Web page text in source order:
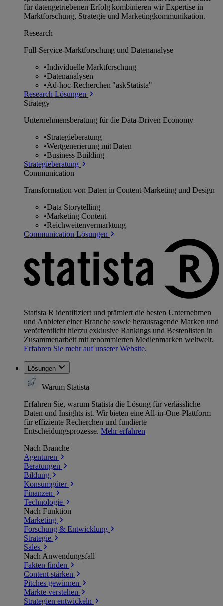
für datengetriebenen Erfolg kombinieren wir Expertise in
Marktforschung, Strategie und Marketingkommunikation.
Research
Full-Service-Marktforschung und Datenanalyse
•Individuelle Marktforschung
•Datenanalysen
•Ad-hoc-Recherchen "askStatista"
Research Lösungen
Strategy
Unternehmens­beratung für die Data-Driven Economy
•Strategieberatung
•Wertgenerierung mit Daten
•Business Building
Strategieberatung
Communication
Transformation von Daten in Content-Marketing und Design
•Data Storytelling
•Marketing Content
•Reichweitenvermarktung
Communication Lösungen
Statista R identifiziert und prämiert die besten Unternehmen
und Anbieter einer Branche sowie herausragende Marken und
veröffentlicht hierzu exklusive Rankings und Bestenlisten in
Zusammenarbeit mit renommierten Medienmarken weltweit.
Erfahren Sie mehr auf unserer Website.
Lösungen
Warum Statista
Erfahren Sie, warum Statista die Lösung für verlässliche
Daten und Insights ist. Wir bieten eine All-in-One-Plattform
für effiziente Recherchen und fundierte
Entscheidungsprozesse. Mehr erfahren
Nach Branche
Agenturen
Beratungen
Bildung
Konsumgüter
Finanzen
Technologie
Nach Funktion
Marketing
Forschung & Entwicklung
Strategie
Sales
Nach Anwendungsfall
Fakten finden
Content stärken
Pitches gewinnen
Märkte verstehen
Strategien entwickeln